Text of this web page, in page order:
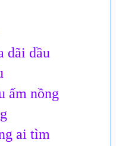
dãi dầu
ấm nồng
ai tìm